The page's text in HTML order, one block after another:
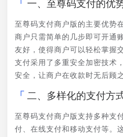
一、至尊码支付的优
至尊码支付商户版的主要优势
商户只需简单的几步即可开通
友好，使得商户可以轻松掌握
支付采用了多重安全加密技术
安全，让商户在收款时无后顾之
二、多样化的支付方
至尊码支付商户版支持多种支
付、在线支付和移动支付等。